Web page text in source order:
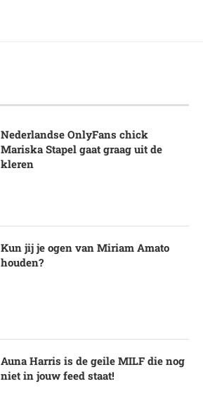
Nederlandse OnlyFans chick
Mariska Stapel gaat graag uit de
kleren
Kun jij je ogen van Miriam Amato
houden?
Auna Harris is de geile MILF die nog
niet in jouw feed staat!